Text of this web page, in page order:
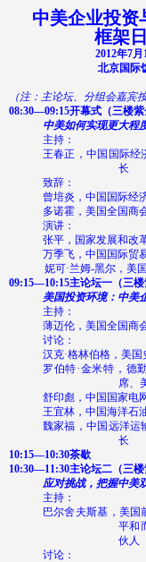
中美企业投资
框架
2012年7月
北京国际
（注：主论坛、分组会嘉宾
08:30—09:15开幕式（三楼
中美如何实现更大程
主持：
王春正，中国国际经
长
致辞：
曾培炎，中国国际经
多诺霍，美国全国商
演讲：
张平，国家发展和改
万季飞，中国国际贸
妮可·兰姆-黑尔，美
09:15—10:15主论坛一（三
美国投资环境：中美
主持：
薄迈伦，美国全国商
讨论：
汉克·格林伯格，美
罗伯特·金米特，德
席、
舒印彪，中国国家电
王宜林，中国海洋石
魏家福，中国远洋运
长
10:15—10:30茶歇
10:30—11:30主论坛二（三
应对挑战，把握中美
主持：
巴尔舍夫斯基，美国
平和
伙人
讨论：